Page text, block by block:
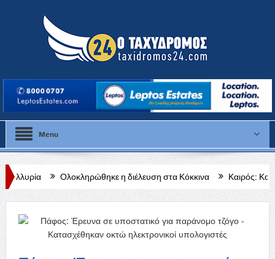
Menu
η διέλευση στα Κόκκινα Καιρός: Και σήμερα στου 40
Μυλωνά»